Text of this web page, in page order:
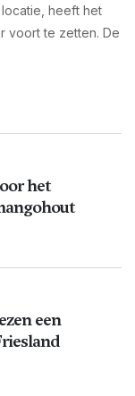
heeft het
voort te zetten. De
het
een